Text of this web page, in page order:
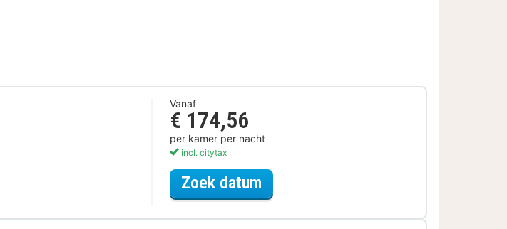
Vanaf
€ 174,56
per kamer per nacht
incl. citytax
Zoek datum